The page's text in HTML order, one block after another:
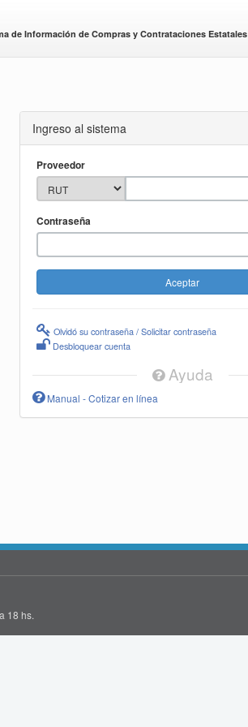
de Información de Compras y Contrataciones Estatales
Ingreso al sistema
Proveedor
Contraseña
Olvidó su contraseña / Solicitar contraseña
Desbloquear cuenta
Ayuda
Manual - Cotizar en línea
18 hs.